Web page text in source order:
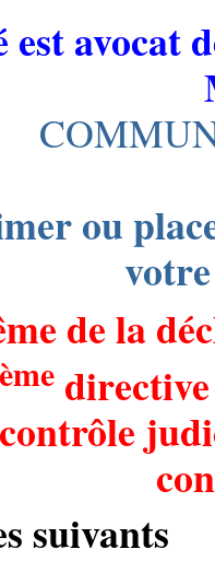
avocat
ou
de la
ème
suivants